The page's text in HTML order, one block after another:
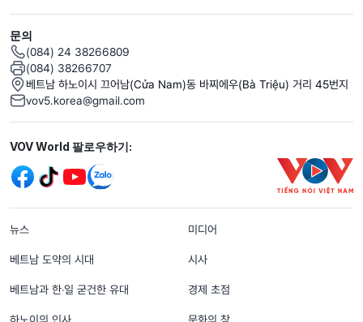
문의
(084) 24 38266809
(084) 38266707
베트남 하노이시 끄어남(Cửa Nam)동 바찌에우(Bà Triệu) 거리 45번지
vov5.korea@gmail.com
Mạng xã hội
VOV World 팔로우하기:
menu footer tiếng Hàn
뉴스 미디어
베트남 도약의 시대 시사
베트남과 한‧일 굳건한 유대 경제 초점